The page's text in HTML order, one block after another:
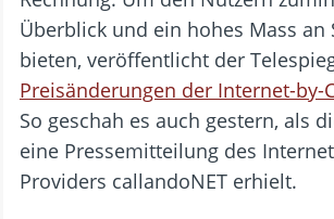
Überblick und ein hohes Mass an
bieten, veröffentlicht der
Preisänderungen der Internet-by-
So geschah es auch gestern, als
eine Pressemitteilung des
Providers callandoNET erhielt.